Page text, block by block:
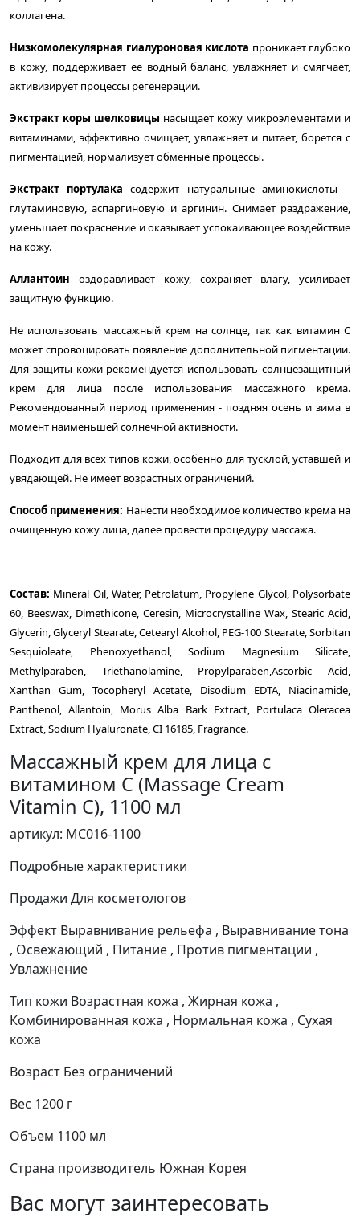
коллагена.
Низкомолекулярная гиалуроновая кислота проникает глубоко
в кожу, поддерживает ее водный баланс, увлажняет и смягчает,
активизирует процессы регенерации.
Экстракт коры шелковицы насыщает кожу микроэлементами и
витаминами, эффективно очищает, увлажняет и питает, борется с
пигментацией, нормализует обменные процессы.
Экстракт портулакасодержит натуральные аминокислоты –
глутаминовую, аспаргиновую и аргинин. Снимает раздражение,
уменьшает покраснение и оказывает успокаивающее воздействие
на кожу.
Аллантоин оздоравливает кожу, сохраняет влагу, усиливает
защитную функцию.
Не использовать массажный крем на солнце, так как витамин С
может спровоцировать появление дополнительной пигментации.
Для защиты кожи рекомендуется использовать солнцезащитный
крем для лица после использования массажного крема.
Рекомендованный период применения - поздняя осень и зима в
момент наименьшей солнечной активности.
Подходит для всех типов кожи, особенно для тусклой, уставшей и
увядающей. Не имеет возрастных ограничений.
Способ применения: Нанести необходимое количество крема на
очищенную кожу лица, далее провести процедуру массажа.
Состав: Mineral Oil, Water, Petrolatum, Propylene Glycol, Polysorbate
60, Beeswax, Dimethicone, Ceresin, Microcrystalline Wax, Stearic Acid,
Glycerin, Glyceryl Stearate, Cetearyl Alcohol, PEG-100 Stearate, Sorbitan
Sesquioleate, Phenoxyethanol, Sodium Magnesium Silicate,
Methylparaben, Triethanolamine, Propylparaben,Ascorbic Acid,
Xanthan Gum, Tocopheryl Acetate, Disodium EDTA, Niacinamide,
Panthenol, Allantoin, Morus Alba Bark Extract, Portulaca Oleracea
Extract, Sodium Hyaluronate, CI 16185, Fragrance.
Массажный крем для лица с
витамином С (Massage Cream
Vitamin С), 1100 мл
артикул: MC016-1100
Подробные характеристики
Продажи Для косметологов
Эффект Выравнивание рельефа , Выравнивание тона
, Освежающий , Питание , Против пигментации ,
Увлажнение
Тип кожи Возрастная кожа , Жирная кожа ,
Комбинированная кожа , Нормальная кожа , Сухая
кожа
Возраст Без ограничений
Вес 1200 г
Объем 1100 мл
Страна производитель Южная Корея
Вас могут заинтересовать